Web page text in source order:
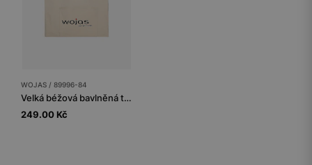
WOJAS / 89996-84
Velká béžová bavlněná taška
249.00 Kč